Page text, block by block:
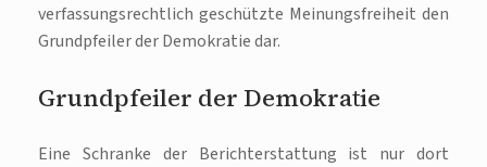
verfassungsrechtlich geschützte Meinungsfreiheit den
Grundpfeiler der Demokratie dar.
Grundpfeiler der Demokratie
Eine Schranke der Berichterstattung ist nur dort